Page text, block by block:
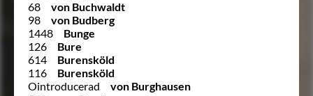
68
von Buchwaldt
98
von Budberg
1448
Bunge
126
Bure
614
Burensköld
116
Burensköld
Ointroducerad
von Burghausen